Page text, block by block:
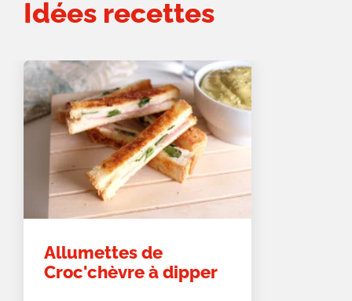
Idées recettes
Allumettes de
Croc'chèvre à dipper